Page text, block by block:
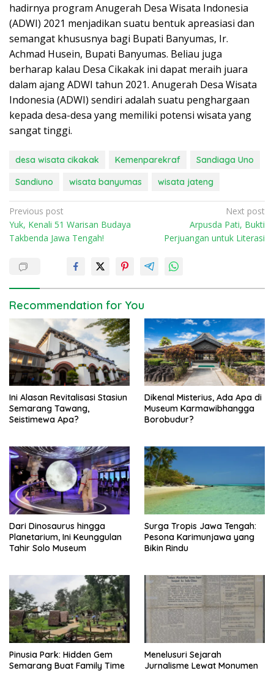
hadirnya program Anugerah Desa Wisata Indonesia
(ADWI) 2021 menjadikan suatu bentuk apreasiasi dan
semangat khususnya bagi Bupati Banyumas, Ir.
Achmad Husein, Bupati Banyumas. Beliau juga
berharap kalau Desa Cikakak ini dapat meraih juara
dalam ajang ADWI tahun 2021. Anugerah Desa Wisata
Indonesia (ADWI) sendiri adalah suatu penghargaan
kepada desa-desa yang memiliki potensi wisata yang
sangat tinggi.
desa wisata cikakak Kemenparekraf
Sandiaga Uno
Sandiuno
wisata banyumas wisata jateng
P
o
s
a
v
i
g
a
t
i
o
Previous post
Yuk, Kenali 51 Warisan Budaya
Takbenda Jawa Tengah!
Next post
Arpusda Pati, Bukti
Perjuangan untuk Literasi
Recommendation for You
Ini Alasan Revitalisasi Stasiun
Semarang Tawang,
Seistimewa Apa?
Dikenal Misterius, Ada Apa di
Museum Karmawibhangga
Borobudur?
Dari Dinosaurus hingga
Planetarium, Ini Keunggulan
Tahir Solo Museum
Surga Tropis Jawa Tengah:
Pesona Karimunjawa yang
Bikin Rindu
Pinusia Park: Hidden Gem
Semarang Buat Family Time
Menelusuri Sejarah
Jurnalisme Lewat Monumen